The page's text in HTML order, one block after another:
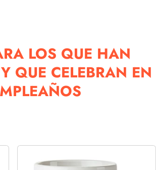
LOS QUE HAN
QUE CELEBRAN EN